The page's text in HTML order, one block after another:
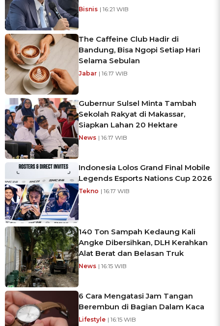
Bisnis | 16:21 WIB
The Caffeine Club Hadir di
Bandung, Bisa Ngopi Setiap Hari
Selama Sebulan
Jabar | 16:17 WIB
Gubernur Sulsel Minta Tambah
Sekolah Rakyat di Makassar,
Siapkan Lahan 20 Hektare
News | 16:17 WIB
Indonesia Lolos Grand Final Mobile
Legends Esports Nations Cup 2026
Tekno | 16:17 WIB
140 Ton Sampah Kedaung Kali
Angke Dibersihkan, DLH Kerahkan
Alat Berat dan Belasan Truk
News | 16:15 WIB
6 Cara Mengatasi Jam Tangan
Berembun di Bagian Dalam Kaca
Lifestyle | 16:15 WIB